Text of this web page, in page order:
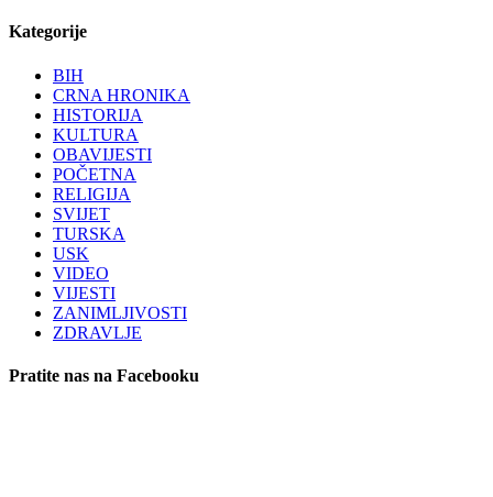
Kategorije
BIH
CRNA HRONIKA
HISTORIJA
KULTURA
OBAVIJESTI
POČETNA
RELIGIJA
SVIJET
TURSKA
USK
VIDEO
VIJESTI
ZANIMLJIVOSTI
ZDRAVLJE
Pratite nas na Facebooku